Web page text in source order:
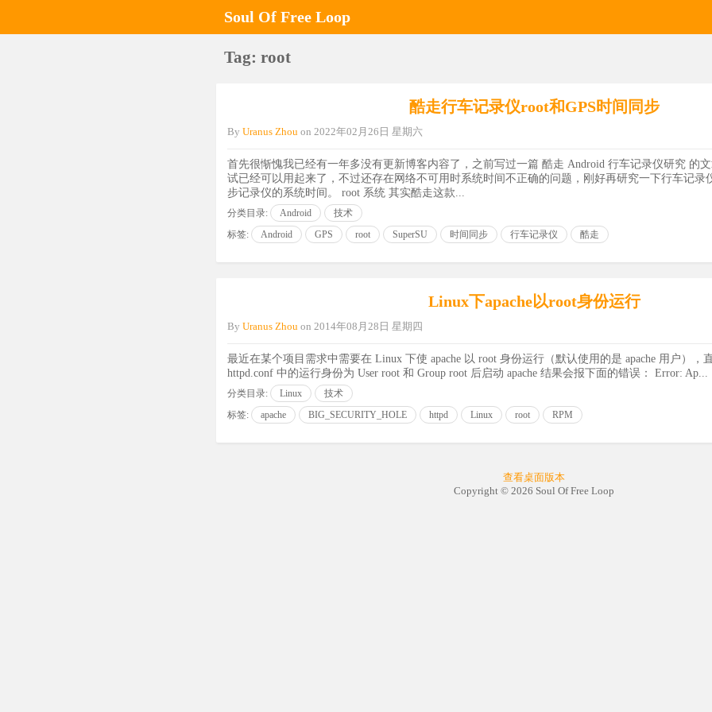
Soul Of Free Loop
Tag: root
酷走行车记录仪root和GPS时间同步
By Uranus Zhou on 2022年02月26日 星期六
首先很惭愧我已经有一年多没有更新博客内容了，之前写过一篇 酷走 Android 行车记录仪研究 的
试已经可以用起来了，不过还存在网络不可用时系统时间不正确的问题，刚好再研究一下行车记录
步记录仪的系统时间。 root 系统 其实酷走这款...
分类目录: Android
技术
标签:
Android GPS root SuperSU 时间同步 行车记录仪 酷走
Linux下apache以root身份运行
By Uranus Zhou on 2014年08月28日 星期四
最近在某个项目需求中需要在 Linux 下使 apache 以 root 身份运行（默认使用的是 apache 用户），
httpd.conf 中的运行身份为 User root 和 Group root 后启动 apache 结果会报下面的错误： Error: Ap...
分类目录: Linux
技术
标签:
apache BIG_SECURITY_HOLE httpd Linux root RPM
查看桌面版本
Copyright © 2026 Soul Of Free Loop